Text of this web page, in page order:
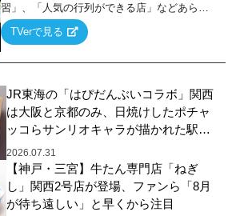
JR東海の「はぴだんぶいコラボ」関西
は大阪と京都のみ、日焼けしたポチャ
ッコらサンリオキャラが描かれた駅弁
やグッズが登場
2026.07.31
【神戸・三宮】牛たん専門店「ねぎ
し」関西2号店が登場、ファンら「8月
が待ち遠しい」と早くから注目
習」、「人気の行列ができる店」などあらゆ
るテーマについて好き放題にちゃちゃを入れ
ていく関西色を前面に押し出したトークバラ
TVerで見る